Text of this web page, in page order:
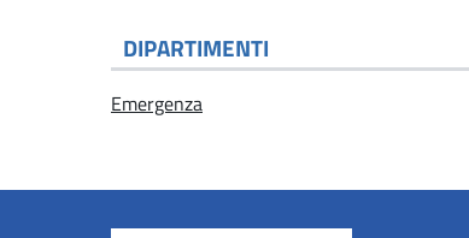
DIPARTIMENTI
Emergenza